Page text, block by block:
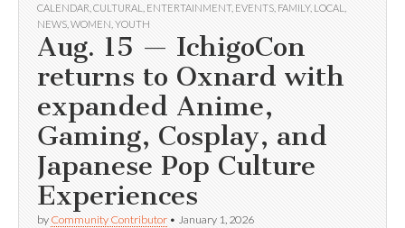
CALENDAR CULTURAL ENTERTAINMENT, EVENTS FAMILY, LOCAL
NEWS WOMEN YOUTH
Aug. 15 — IchigoCon
returns to Oxnard with
expanded Anime,
Gaming, Cosplay, and
Japanese Pop Culture
Experiences
by Community Contributor • January 1, 2026